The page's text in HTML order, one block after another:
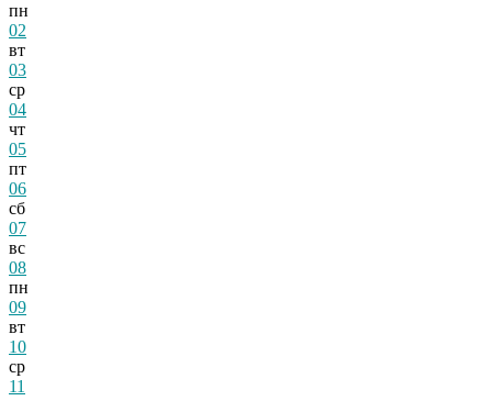
пн
02
вт
03
ср
04
чт
05
пт
06
сб
07
вс
08
пн
09
вт
10
ср
11